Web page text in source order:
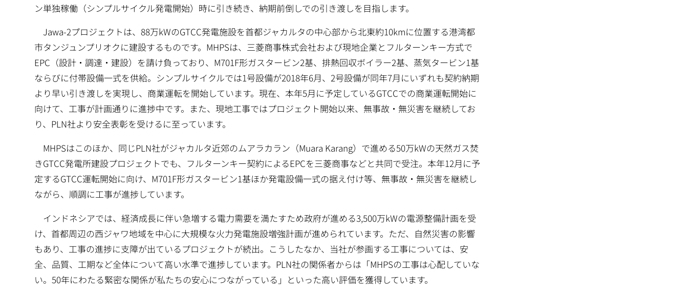
ン単独稼働（シンプルサイクル発電開始）時に引き続き、納期前倒しでの引き渡しを目指します。
Jawa-2プロジェクトは、88万kWのGTCC発電施設を首都ジャカルタの中心部から北東約10kmに位置する港湾都
市タンジュンプリオクに建設するものです。MHPSは、三菱商事株式会社および現地企業とフルターンキー方式で
EPC（設計・調達・建設）を請け負っており、M701F形ガスタービン2基、排熱回収ボイラー2基、蒸気タービン1基
ならびに付帯設備一式を供給。シンプルサイクルでは1号設備が2018年6月、2号設備が同年7月にいずれも契約納期
より早い引き渡しを実現し、商業運転を開始しています。現在、本年5月に予定しているGTCCでの商業運転開始に
向けて、工事が計画通りに進捗中です。また、現地工事ではプロジェクト開始以来、無事故・無災害を継続してお
り、PLN社より安全表彰を受けるに至っています。
MHPSはこのほか、同じPLN社がジャカルタ近郊のムアラカラン（Muara Karang）で進める50万kWの天然ガス焚
きGTCC発電所建設プロジェクトでも、フルターンキー契約によるEPCを三菱商事などと共同で受注。本年12月に予
定するGTCC運転開始に向け、M701F形ガスタービン1基ほか発電設備一式の据え付け等、無事故・無災害を継続し
ながら、順調に工事が進捗しています。
インドネシアでは、経済成長に伴い急増する電力需要を満たすため政府が進める3,500万kWの電源整備計画を受
け、首都周辺の西ジャワ地域を中心に大規模な火力発電施設増強計画が進められています。ただ、自然災害の影響
もあり、工事の進捗に支障が出ているプロジェクトが続出。こうしたなか、当社が参画する工事については、安
全、品質、工期など全体について高い水準で進捗しています。PLN社の関係者からは「MHPSの工事は心配していな
い。50年にわたる緊密な関係が私たちの安心につながっている」といった高い評価を獲得しています。